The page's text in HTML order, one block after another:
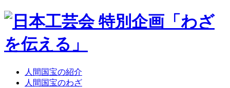
人間国宝の紹介
人間国宝のわざ